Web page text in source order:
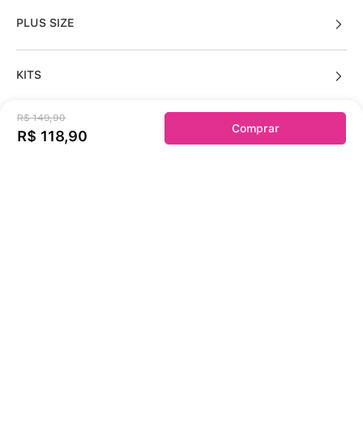
R$ 149,90
R$ 118,90 Comprar
PLUS SIZE
KITS